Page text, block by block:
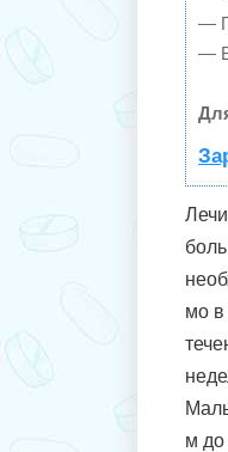
—
—
мо в
м до